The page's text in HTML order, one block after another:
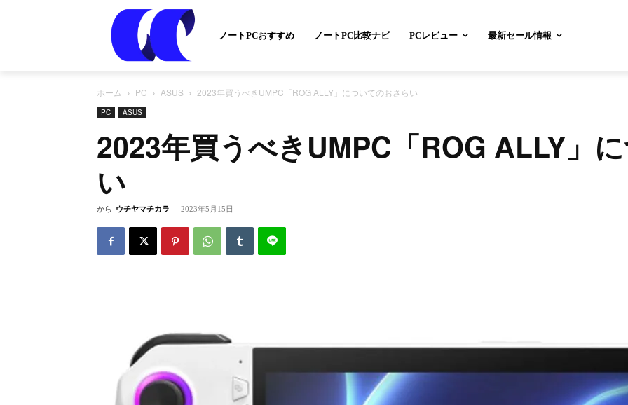
ノートPCおすすめ ノートPC比較ナビ PCレビュー 最新セール情報
ホーム PC ASUS 2023年買うべきUMPC「ROG ALLY」についてのおさらい
PC ASUS
2023年買うべきUMPC「ROG ALLY」
い
から ウチヤマチカラ - 2023年5月15日